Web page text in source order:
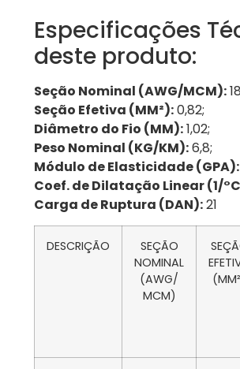
Especificações
deste produto:
Seção Nominal (AWG/MCM):
Seção Efetiva (MM²):0,82;
Diâmetro do Fio (MM):1,02;
Peso Nominal (KG/KM):6,8;
Módulo de Elasticidade (GPA):
Coef. de Dilatação Linear (1/
Carga de Ruptura (DAN):21
DESCRIÇÃO
SEÇÃO
NOMINAL
(AWG/
MCM)